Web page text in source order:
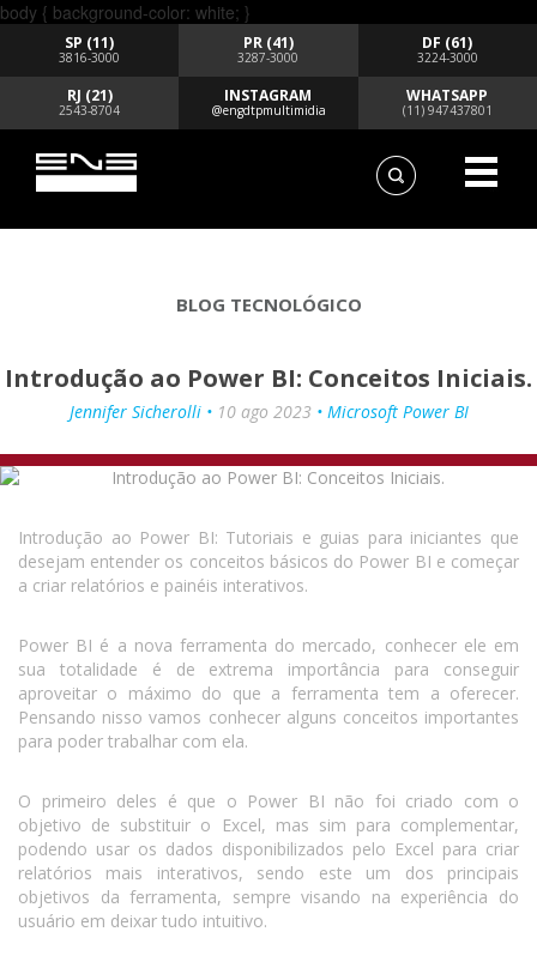
body { background-color: white; }
SP (11)
3816-3000
PR (41)
3287-3000
DF (61)
3224-3000
RJ (21)
2543-8704
INSTAGRAM
@engdtpmultimidia
WHATSAPP
(11) 947437801
BLOG TECNOLÓGICO
Introdução ao Power BI: Conceitos Iniciais.
Jennifer Sicherolli • 10 ago 2023 • Microsoft Power BI
Introdução ao Power BI: Tutoriais e guias para iniciantes que
desejam entender os conceitos básicos do Power BI e começar
a criar relatórios e painéis interativos.
Power BI é a nova ferramenta do mercado, conhecer ele em
sua totalidade é de extrema importância para conseguir
aproveitar o máximo do que a ferramenta tem a oferecer.
Pensando nisso vamos conhecer alguns conceitos importantes
para poder trabalhar com ela.
O primeiro deles é que o Power BI não foi criado com o
objetivo de substituir o Excel, mas sim para complementar,
podendo usar os dados disponibilizados pelo Excel para criar
relatórios mais interativos, sendo este um dos principais
objetivos da ferramenta, sempre visando na experiência do
usuário em deixar tudo intuitivo.